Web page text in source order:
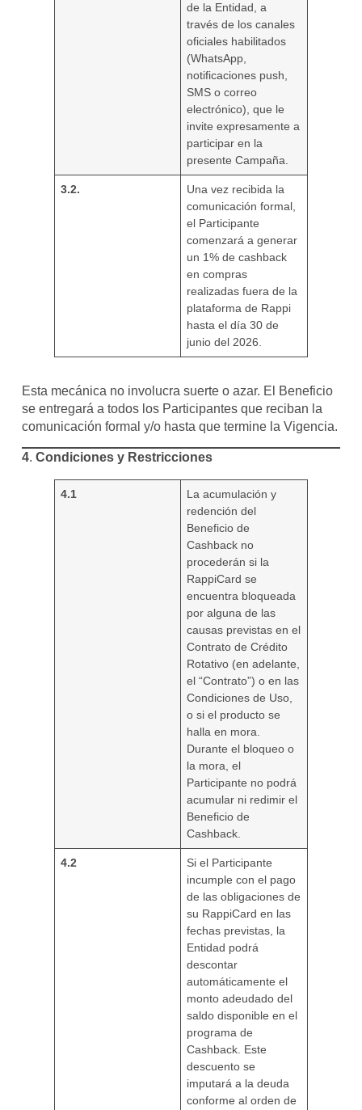
de la Entidad, a
través de los canales
oficiales habilitados
(WhatsApp,
notificaciones push,
SMS o correo
electrónico), que le
invite expresamente a
participar en la
presente Campaña.
3.2.
Una vez recibida la
comunicación formal,
el Participante
comenzará a generar
un 1% de cashback
en compras
realizadas fuera de la
plataforma de Rappi
hasta el día 30 de
junio del 2026.
Esta mecánica no involucra suerte o azar. El Beneficio
se entregará a todos los Participantes que reciban la
comunicación formal y/o hasta que termine la Vigencia.
4. Condiciones y Restricciones
4.1
La acumulación y
redención del
Beneficio de
Cashback no
procederán si la
RappiCard se
encuentra bloqueada
por alguna de las
causas previstas en el
Contrato de Crédito
Rotativo (en adelante,
el “Contrato”) o en las
Condiciones de Uso,
o si el producto se
halla en mora.
Durante el bloqueo o
la mora, el
Participante no podrá
acumular ni redimir el
Beneficio de
Cashback.
4.2
Si el Participante
incumple con el pago
de las obligaciones de
su RappiCard en las
fechas previstas, la
Entidad podrá
descontar
automáticamente el
monto adeudado del
saldo disponible en el
programa de
Cashback. Este
descuento se
imputará a la deuda
conforme al orden de